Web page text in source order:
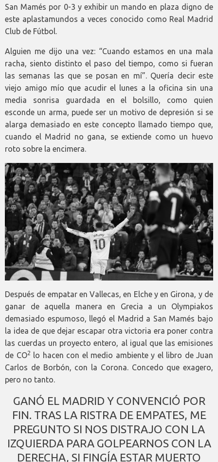
San Mamés por 0-3 y exhibir un mando en plaza digno de
este aplastamundos a veces conocido como Real Madrid
Club de Fútbol.
Alguien me dijo una vez: “Cuando estamos en una mala
racha, siento distinto el paso del tiempo, como si fueran
las semanas las que se posan en mí”. Quería decir este
viejo amigo mío que acudir el lunes a la oficina sin una
media sonrisa guardada en el bolsillo, como quien
esconde un arma, puede ser un motivo de depresión si se
alarga demasiado en este concepto llamado tiempo que,
cuando el Madrid no gana, se extiende como un huevo
roto sobre la encimera.
Después de empatar en Vallecas, en Elche y en Girona, y de
ganar de aquella manera en Grecia a un Olympiakos
demasiado espumoso, llegó el Madrid a San Mamés bajo
la idea de que dejar escapar otra victoria era poner contra
las cuerdas un proyecto entero, al igual que las emisiones
de CO2 lo hacen con el medio ambiente y el libro de Juan
Carlos de Borbón, con la Corona. Concedo que exagero,
pero no tanto.
GANÓ EL MADRID Y CONVENCIÓ POR
FIN. TRAS LA RISTRA DE EMPATES, ME
PREGUNTO SI NOS DISTRAJO CON LA
IZQUIERDA PARA GOLPEARNOS CON LA
DERECHA, SI FINGÍA ESTAR MUERTO